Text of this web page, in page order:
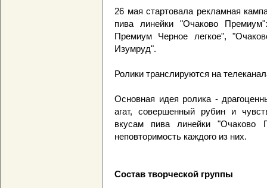
26 мая стартовала рекламная
пива линейки "Очаково
Премиум Черное легкое",
Изумруд".
Ролики транслируются на
Основная идея ролика -
агат, совершенный рубин и
вкусам пива линейки "Очаково
неповторимость каждого из них.
Состав творческой группы